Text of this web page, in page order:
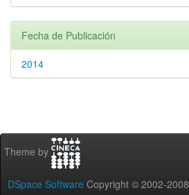
Fecha de Publicación
2014
Theme by
DSpace Software Copyright © 2002-2008